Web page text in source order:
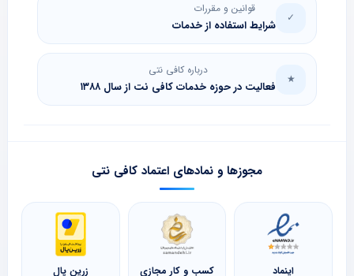
✓
قوانین و مقررات
شرایط استفاده از خدمات
★
درباره کافی نتی
فعالیت در حوزه خدمات کافی نت از سال ۱۳۸۸
مجوزها و نمادهای اعتماد کافی نتی
اینماد کسب و کار مجازی زرین پال